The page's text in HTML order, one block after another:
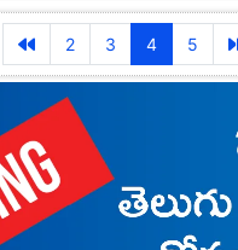
2 3 4 5